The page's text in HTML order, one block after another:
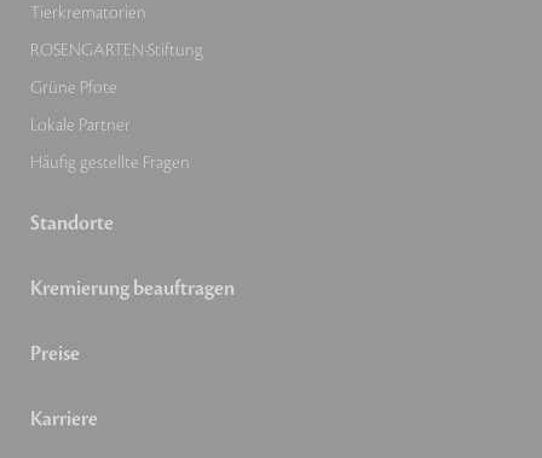
Tierkrematorien
ROSENGARTEN-Stiftung
Grüne Pfote
Lokale Partner
Häufig gestellte Fragen
Standorte
Kremierung beauftragen
Preise
Karriere